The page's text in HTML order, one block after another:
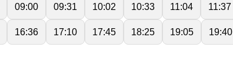
09:00 09:31 10:02 10:33 11:04 11:37
16:36 17:10 17:45 18:25 19:05 19:40